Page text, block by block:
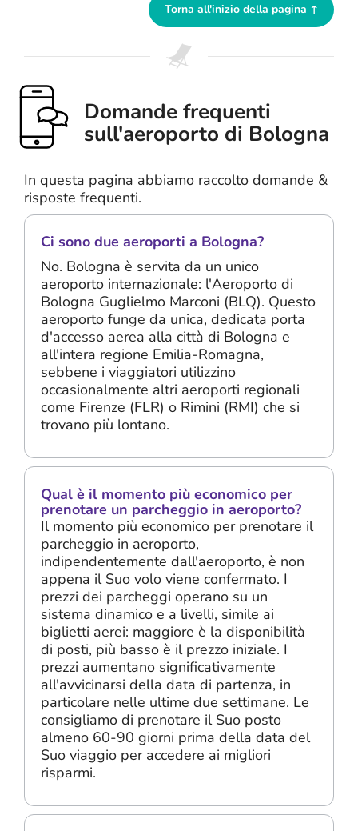
Torna all'inizio della pagina ↑
Domande frequenti
sull'aeroporto di Bologna
In questa pagina abbiamo raccolto domande &
risposte frequenti.
Ci sono due aeroporti a Bologna?
No. Bologna è servita da un unico
aeroporto internazionale: l'Aeroporto di
Bologna Guglielmo Marconi (BLQ). Questo
aeroporto funge da unica, dedicata porta
d'accesso aerea alla città di Bologna e
all'intera regione Emilia-Romagna,
sebbene i viaggiatori utilizzino
occasionalmente altri aeroporti regionali
come Firenze (FLR) o Rimini (RMI) che si
trovano più lontano.
Qual è il momento più economico per
prenotare un parcheggio in aeroporto?
Il momento più economico per prenotare il
parcheggio in aeroporto,
indipendentemente dall'aeroporto, è non
appena il Suo volo viene confermato. I
prezzi dei parcheggi operano su un
sistema dinamico e a livelli, simile ai
biglietti aerei: maggiore è la disponibilità
di posti, più basso è il prezzo iniziale. I
prezzi aumentano significativamente
all'avvicinarsi della data di partenza, in
particolare nelle ultime due settimane. Le
consigliamo di prenotare il Suo posto
almeno 60-90 giorni prima della data del
Suo viaggio per accedere ai migliori
risparmi.